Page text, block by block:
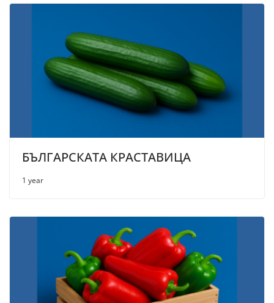
БЪЛГАРСКАТА КРАСТАВИЦА
1 year